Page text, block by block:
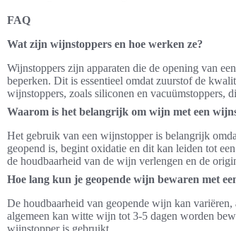
FAQ
Wat zijn wijnstoppers en hoe werken ze?
Wijnstoppers zijn apparaten die de opening van
beperken. Dit is essentieel omdat zuurstof de
wijnstoppers, zoals siliconen en vacuümstoppers,
Waarom is het belangrijk om wijn met een
Het gebruik van een wijnstopper is belangrijk
geopend is, begint oxidatie en dit kan leiden tot
de houdbaarheid van de wijn verlengen en de
Hoe lang kun je geopende wijn bewaren met
De houdbaarheid van geopende wijn kan
algemeen kan witte wijn tot 3-5 dagen worden
wijnstopper is gebruikt.